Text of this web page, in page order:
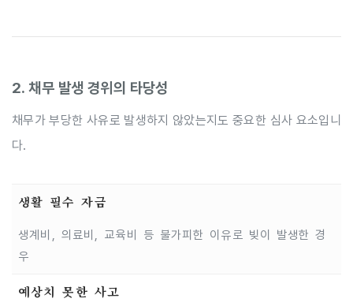
2. 채무 발생 경위의 타당성
채무가 부당한 사유로 발생하지 않았는지도 중요한 심사 요소입니
다.
생활 필수 자금
생계비, 의료비, 교육비 등 불가피한 이유로 빚이 발생한 경
우
예상치 못한 사고